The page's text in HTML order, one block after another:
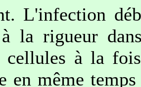
L'infection
la rigueur
cellules à la
en même